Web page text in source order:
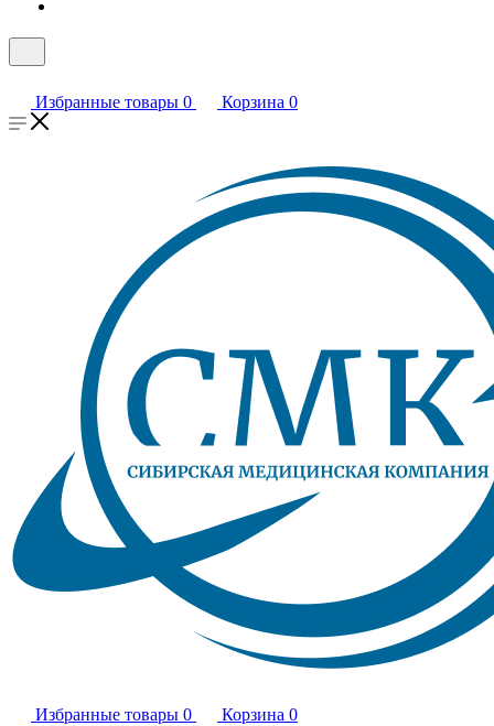
Избранные товары 0 Корзина 0
Избранные товары 0 Корзина 0